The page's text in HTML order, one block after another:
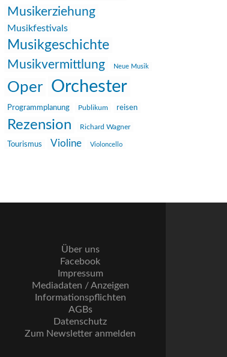
Musikerziehung
Musikfestivals
Musikgeschichte
Musikvermittlung Neue Musik
Oper Orchester
Programmplanung Publikum reisen
Rezension Richard Wagner
Tourismus Violine Violoncello
Über uns
Facebook
Impressum
Mediadaten / Anzeigen
Informationspflichten
AGBs
Datenschutz
Zum Newsletter anmelden